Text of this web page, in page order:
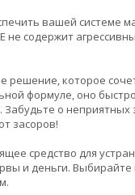
вашей системе
не содержит
решение, которое
формуле, оно
о
засоров!
средство для
и деньги.